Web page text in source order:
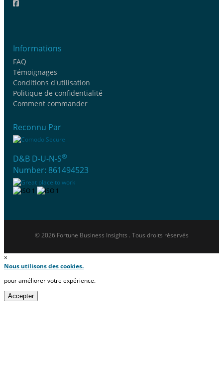
Informations
FAQ
Témoignages
Conditions d'utilisation
Politique de confidentialité
Comment commander
Reconnu Par
D&B D-U-N-S®
Number: 861494523
© 2026 Fortune Business Insights . Tous droits réservés
×
Nous utilisons des cookies.
pour améliorer votre expérience.
Accepter